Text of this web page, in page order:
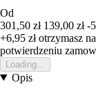
Od
301,50 zł 139,00 zł -
+6,95 złotrzymasz
potwierdzeniu
Loading...
Opis